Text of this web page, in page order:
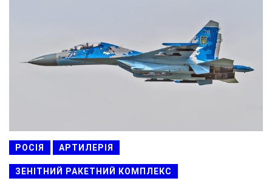
РОСІЯ АРТИЛЕРІЯ
ЗЕНІТНИЙ РАКЕТНИЙ КОМПЛЕКС